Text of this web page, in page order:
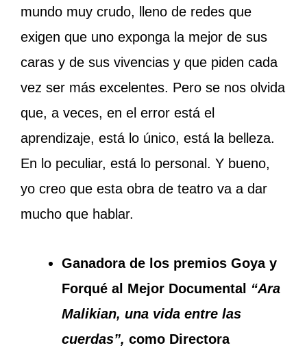
mundo muy crudo, lleno de redes que
exigen que uno exponga la mejor de sus
caras y de sus vivencias y que piden cada
vez ser más excelentes. Pero se nos olvida
que, a veces, en el error está el
aprendizaje, está lo único, está la belleza.
En lo peculiar, está lo personal. Y bueno,
yo creo que esta obra de teatro va a dar
mucho que hablar.
Ganadora de los premios Goya y
Forqué al Mejor Documental “Ara
Malikian, una vida entre las
cuerdas”, como Directora